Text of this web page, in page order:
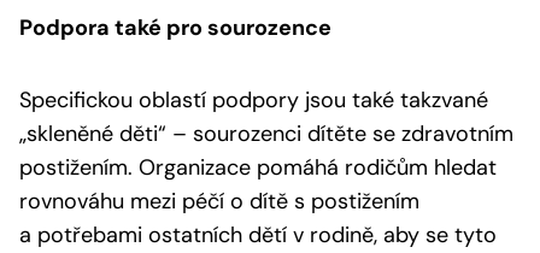
Podpora také pro sourozence
Specifickou oblastí podpory jsou také takzvané
„skleněné děti“ – sourozenci dítěte se zdravotním
postižením. Organizace pomáhá rodičům hledat
rovnováhu mezi péčí o dítě s postižením
a potřebami ostatních dětí v rodině, aby se tyto